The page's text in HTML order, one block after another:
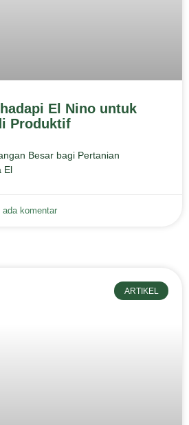
El Nino untuk
Produktif
Besar bagi Pertanian
El
ada komentar
ARTIKEL